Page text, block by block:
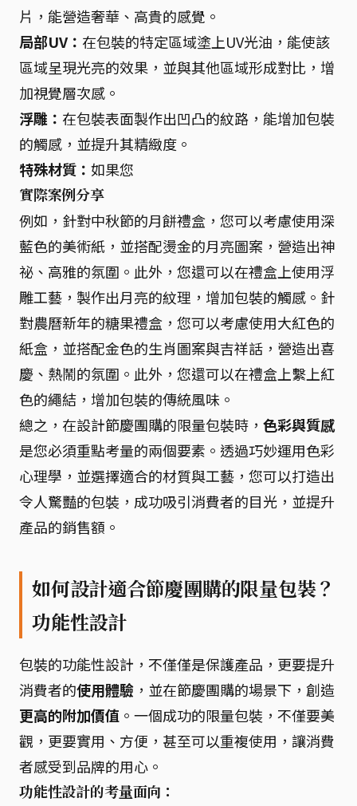
片，能營造奢華、高貴的感覺。
局部UV： 在包裝的特定區域塗上UV光油，能使該
區域呈現光亮的效果，並與其他區域形成對比，增
加視覺層次感。
浮雕： 在包裝表面製作出凹凸的紋路，能增加包裝
的觸感，並提升其精緻度。
特殊材質： 如果您
實際案例分享
例如，針對中秋節的月餅禮盒，您可以考慮使用深
藍色的美術紙，並搭配燙金的月亮圖案，營造出神
祕、高雅的氛圍。此外，您還可以在禮盒上使用浮
雕工藝，製作出月亮的紋理，增加包裝的觸感。針
對農曆新年的糖果禮盒，您可以考慮使用大紅色的
紙盒，並搭配金色的生肖圖案與吉祥話，營造出喜
慶、熱鬧的氛圍。此外，您還可以在禮盒上繫上紅
色的繩結，增加包裝的傳統風味。
總之，在設計節慶團購的限量包裝時， 色彩與質感
是您必須重點考量的兩個要素。透過巧妙運用色彩
心理學，並選擇適合的材質與工藝，您可以打造出
令人驚豔的包裝，成功吸引消費者的目光，並提升
產品的銷售額。
如何設計適合節慶團購的限量包裝？
功能性設計
包裝的功能性設計，不僅僅是保護產品，更要提升
消費者的使用體驗 ，並在節慶團購的場景下，創造
更高的附加價值 。一個成功的限量包裝，不僅要美
觀，更要實用、方便，甚至可以重複使用，讓消費
者感受到品牌的用心。
功能性設計的考量面向：